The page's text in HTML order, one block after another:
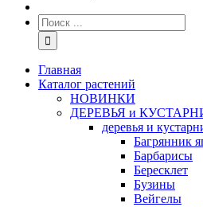
Главная
Каталог растений
НОВИНКИ
ДЕРЕВЬЯ и
деревья и
Багрянник
Барбарисы
Бересклет
Бузины
Вейгелы